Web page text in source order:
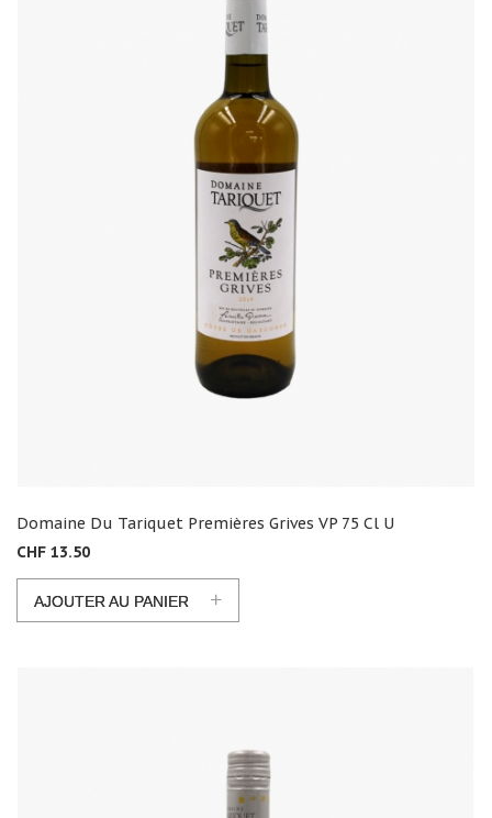
Domaine Du Tariquet Premières Grives VP 75 Cl U
CHF 13.50
AJOUTER AU PANIER +